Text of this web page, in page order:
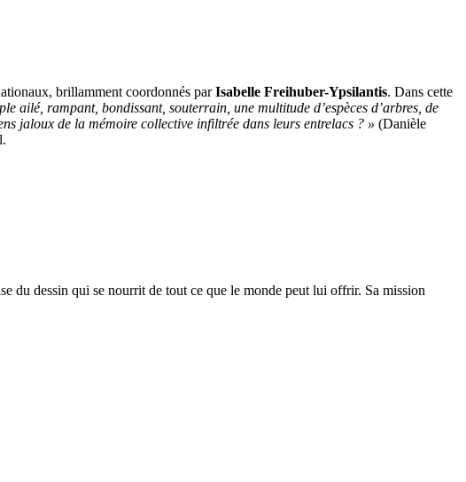
brillamment coordonnés parIsabelle Freihuber-Ypsilantis. Dans cette
ailé, rampant, bondissant, souterrain, une multitude d’espèces d’arbres, de
jaloux de la mémoire collective infiltrée dans leurs entrelacs ? » (Danièle
du dessin qui se nourrit de tout ce que le monde peut lui offrir. Sa mission